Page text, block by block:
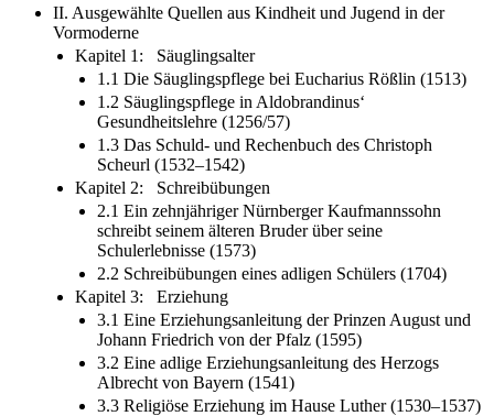
II. Ausgewählte Quellen aus Kindheit und Jugend in der
Vormoderne
Kapitel 1: Säuglingsalter
1.1 Die Säuglingspflege bei Eucharius Rößlin (1513)
1.2 Säuglingspflege in Aldobrandinus‘
Gesundheitslehre (1256/57)
1.3 Das Schuld- und Rechenbuch des Christoph
Scheurl (1532–1542)
Kapitel 2: Schreibübungen
2.1 Ein zehnjähriger Nürnberger Kaufmannssohn
schreibt seinem älteren Bruder über seine
Schulerlebnisse (1573)
2.2 Schreibübungen eines adligen Schülers (1704)
Kapitel 3: Erziehung
3.1 Eine Erziehungsanleitung der Prinzen August und
Johann Friedrich von der Pfalz (1595)
3.2 Eine adlige Erziehungsanleitung des Herzogs
Albrecht von Bayern (1541)
3.3 Religiöse Erziehung im Hause Luther (1530–1537)